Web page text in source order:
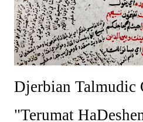
Djerbian Talmudic
"Terumat